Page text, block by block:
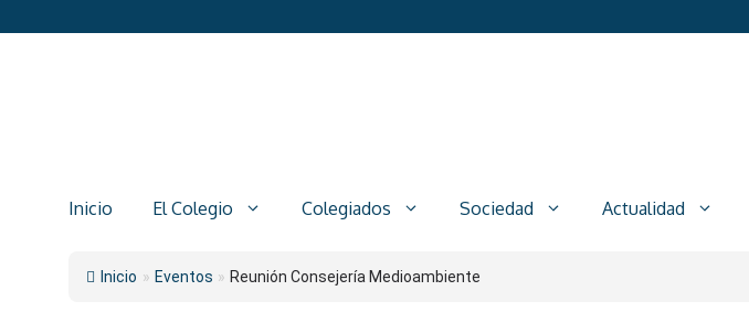
al
Inicio El Colegio Colegiados Sociedad Actualidad
Inicio » Eventos » Reunión Consejería Medioambiente